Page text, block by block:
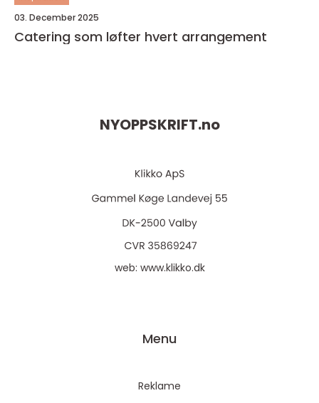
03. December 2025
Catering som løfter hvert arrangement
NYOPPSKRIFT.no
web: www.klikko.dk
Menu
Reklame